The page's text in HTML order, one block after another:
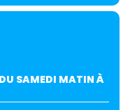
SAMEDI MATIN À